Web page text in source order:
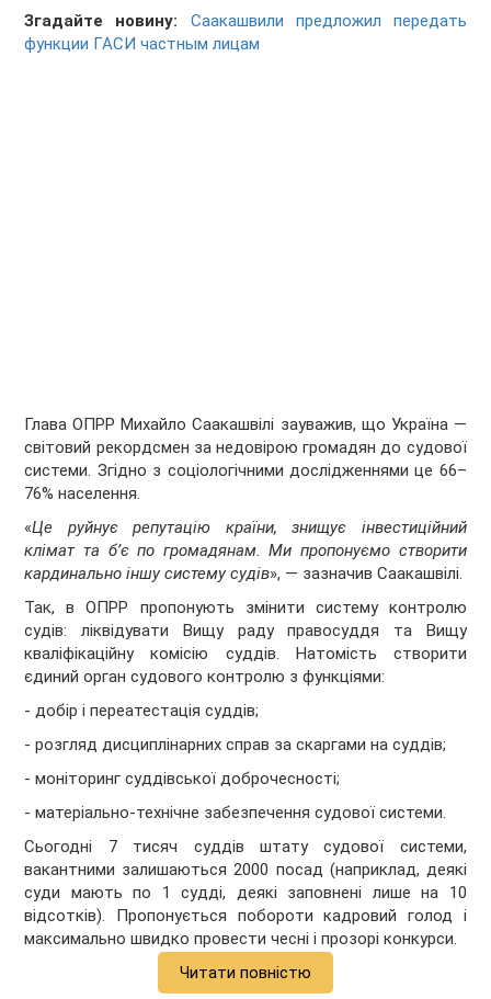
Згадайте новину:
Саакашвили предложил передать
функции ГАСИ частным лицам
Глава ОПРР Михайло Саакашвілі зауважив, що Україна —
світовий рекордсмен за недовірою громадян до судової
системи. Згідно з соціологічними дослідженнями це 66–
76% населення.
«Це руйнує репутацію країни, знищує інвестиційний
клімат та б’є по громадянам. Ми пропонуємо створити
кардинально іншу систему судів», — зазначив Саакашвілі.
Так, в ОПРР пропонують змінити систему контролю
судів: ліквідувати Вищу раду правосуддя та Вищу
кваліфікаційну комісію суддів. Натомість створити
єдиний орган судового контролю з функціями:
- добір і переатестація суддів;
- розгляд дисциплінарних справ за скаргами на суддів;
- моніторинг суддівської доброчесності;
- матеріально-технічне забезпечення судової системи.
Сьогодні 7 тисяч суддів штату судової системи,
вакантними залишаються 2000 посад (наприклад, деякі
суди мають по 1 судді, деякі заповнені лише на 10
відсотків). Пропонується побороти кадровий голод і
максимально швидко провести чесні і прозорі конкурси.
Читати повністю